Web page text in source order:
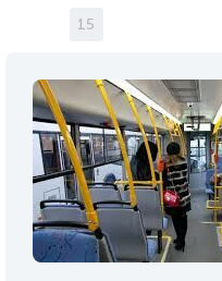
15